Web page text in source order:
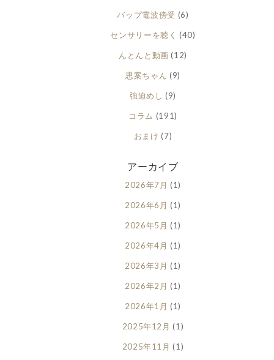
バップ電波傍受 (6)
センサリーを聴く (40)
んとんと動画 (12)
思案ちゃん (9)
強迫めし (9)
コラム (191)
おまけ (7)
アーカイブ
2026年7月 (1)
2026年6月 (1)
2026年5月 (1)
2026年4月 (1)
2026年3月 (1)
2026年2月 (1)
2026年1月 (1)
2025年12月 (1)
2025年11月 (1)